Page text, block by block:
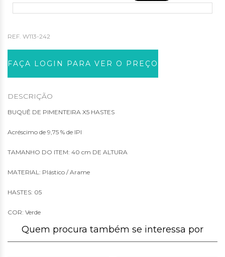
REF. W113-242
DESCRIÇÃO
BUQUÊ DE PIMENTEIRA X5 HASTES
Acréscimo de 9,75 % de IPI
TAMANHO DO ITEM: 40 cm DE ALTURA
MATERIAL: Plástico / Arame
HASTES: 05
COR: Verde
Quem procura também se interessa por